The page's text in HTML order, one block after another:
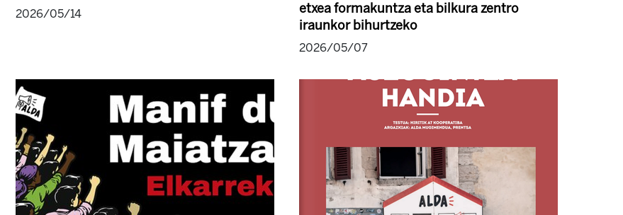
2026/05/14
etxea formakuntza eta bilkura zentro
iraunkor bihurtzeko
2026/05/07